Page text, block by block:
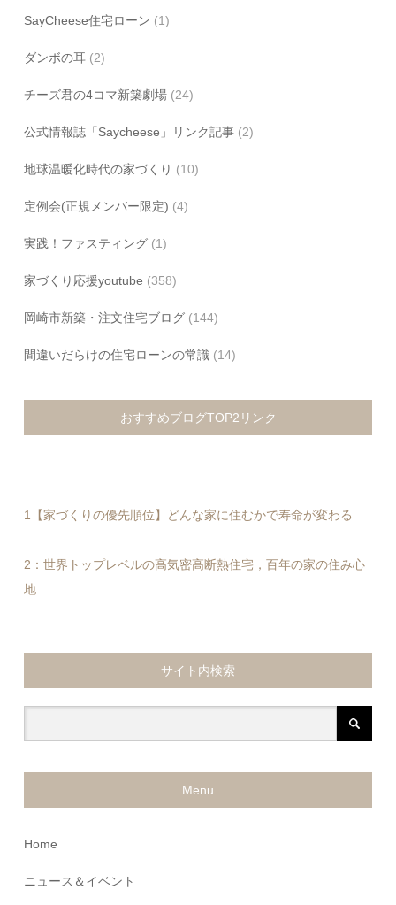
SayCheese住宅ローン (1)
ダンボの耳 (2)
チーズ君の4コマ新築劇場 (24)
公式情報誌「Saycheese」リンク記事 (2)
地球温暖化時代の家づくり (10)
定例会(正規メンバー限定) (4)
実践！ファスティング (1)
家づくり応援youtube (358)
岡崎市新築・注文住宅ブログ (144)
間違いだらけの住宅ローンの常識 (14)
おすすめブログTOP2リンク
1【家づくりの優先順位】どんな家に住むかで寿命が変わる
2：世界トップレベルの高気密高断熱住宅，百年の家の住み心
地
サイト内検索
Menu
Home
ニュース＆イベント